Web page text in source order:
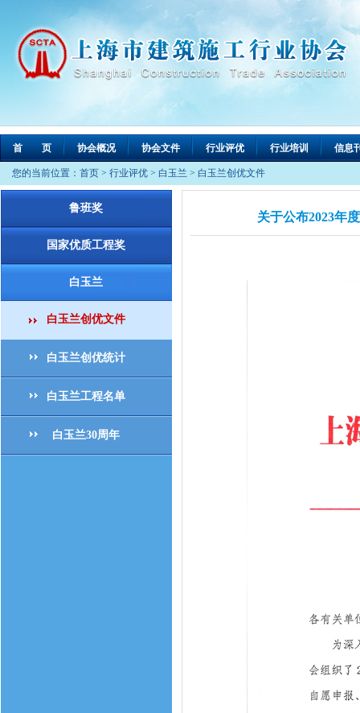
首 页 协会概况 协会文件 行业评优 行业培训 信息
您的当前位置： 首页 > 行业评优 > 白玉兰 > 白玉兰创优文件
鲁班奖
国家优质工程奖
白玉兰
白玉兰创优文件
白玉兰创优统计
白玉兰工程名单
白玉兰30周年
关于公布2023年